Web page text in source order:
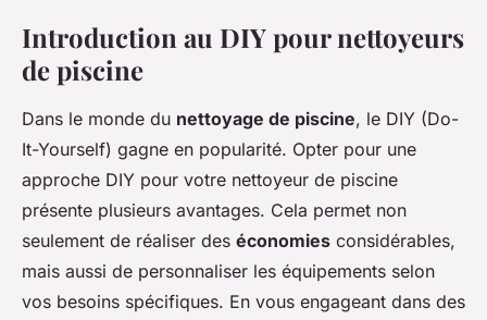
Introduction au DIY pour nettoyeurs
de piscine
Dans le monde du nettoyage de piscine, le DIY (Do-
It-Yourself) gagne en popularité. Opter pour une
approche DIY pour votre nettoyeur de piscine
présente plusieurs avantages. Cela permet non
seulement de réaliser des économies considérables,
mais aussi de personnaliser les équipements selon
vos besoins spécifiques. En vous engageant dans des